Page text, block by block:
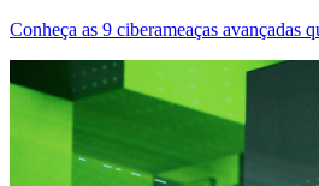
Conheça as 9 ciberameaças avançadas